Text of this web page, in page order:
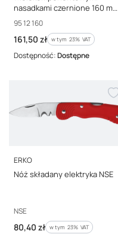
nasadkami czernione 160 mm
StepCut 95 12 160
Kod producenta
95 12 160
Cena brutto
161,50 zł w tym %s VAT
w tym 23% VAT
Dostępność:Dostępne
PRODUCENT
ERKO
Nóż składany elektryka NSE
Kod producenta
NSE
Cena brutto
80,40 zł w tym %s VAT
w tym 23% VAT